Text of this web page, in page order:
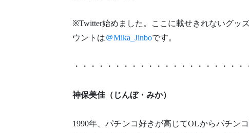
※Twitter始めました。ここに載せきれないグッ
ウントは＠Mika_Jinboです。
・・・・・・・・・・・・・・・・・・・・・
神保美佳（じんぼ・みか）
1990年、パチンコ好きが高じてOLからパチン